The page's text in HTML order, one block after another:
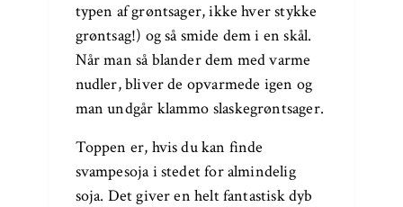
typen af grøntsager, ikke hver stykke
grøntsag!) og så smide dem i en skål.
Når man så blander dem med varme
nudler, bliver de opvarmede igen og
man undgår klammo slaskegrøntsager.
Toppen er, hvis du kan finde
svampesoja i stedet for almindelig
soja. Det giver en helt fantastisk dyb